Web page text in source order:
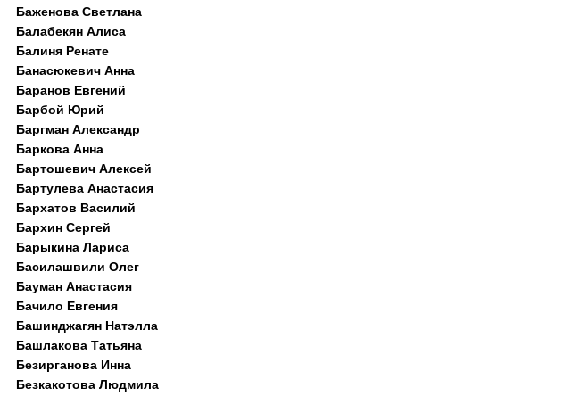
Баженова Светлана
Балабекян Алиса
Балиня Ренате
Банасюкевич Анна
Баранов Евгений
Барбой Юрий
Баргман Александр
Баркова Анна
Бартошевич Алексей
Бартулева Анастасия
Бархатов Василий
Бархин Сергей
Барыкина Лариса
Басилашвили Олег
Бауман Анастасия
Бачило Евгения
Башинджагян Натэлла
Башлакова Татьяна
Безирганова Инна
Безкакотова Людмила